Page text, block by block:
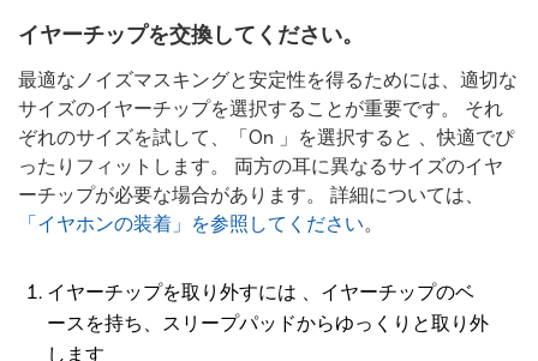
イヤーチップを交換してください。
最適なノイズマスキングと安定性を得るためには、適切な
サイズのイヤーチップを選択することが重要です。 それ
ぞれのサイズを試して、「On 」を選択すると 、快適でぴ
ったりフィットします。 両方の耳に異なるサイズのイヤ
ーチップが必要な場合があります。 詳細については、
「イヤホンの装着」を参照してください。
イヤーチップを取り外すには 、イヤーチップのベ
ースを持ち、スリープパッドからゆっくりと取り外
します